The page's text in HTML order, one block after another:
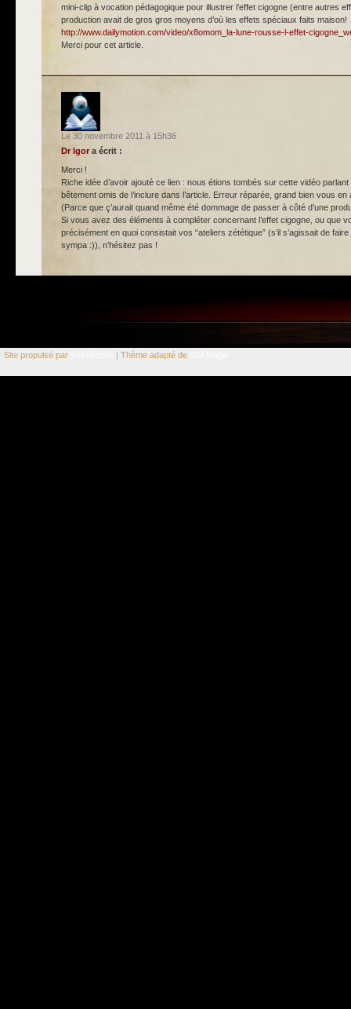
mini-clip à vocation pédagogique pour illustrer l’effet cigogne (entre autres
production avait de gros gros moyens d’où les effets spéciaux faits maison!
http://www.dailymotion.com/video/x8omom_la-lune-rousse-l-effet-
Merci pour cet article.
Le 30 novembre 2011 à 15h36
Dr Igora écrit :
Merci !
Riche idée d’avoir ajouté ce lien : nous étions tombés sur cette vidéo
bêtement omis de l’inclure dans l’article. Erreur réparée, grand bien vous en
(Parce que ç’aurait quand même été dommage de passer à côté d’une
Si vous avez des éléments à compléter concernant l’effet cigogne, ou que
précisément en quoi consistait vos “ateliers zététique” (s’il s’agissait de
sympa :)), n’hésitez pas !
Site propulsé par | Thème adapté de